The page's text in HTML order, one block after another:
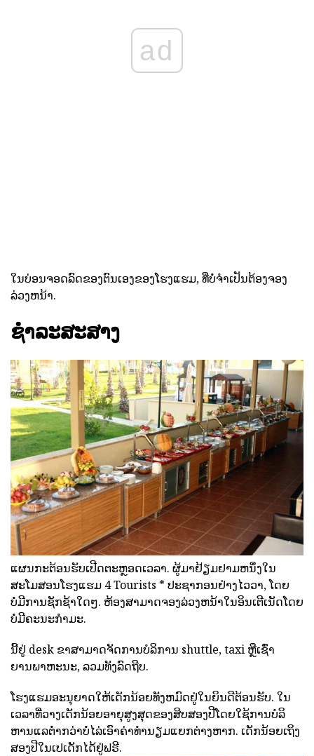
ad
ໃນບ່ອນຈອດລົດຂອງຕົນເອງຂອງໂຮງແຮມ, ທີ່ບໍ່ຈໍາເປັນຕ້ອງຈອງ
ລ່ວງຫນ້າ.
ຊໍາລະສະສາງ
ແຜນກະຕ້ອນຮັບເປີດຕະຫຼອດເວລາ. ຜູ້ມາຢ້ຽມຢາມຫນຶ່ງໃນ
ສະໂມສອນໂຮງແຮມ 4 Tourists * ປະຊາກອນຢ່າງໄວວາ, ໂດຍ
ບໍ່ມີການຊັກຊ້າໃດໆ. ຫ້ອງສາມາດຈອງລ່ວງຫນ້າໃນອິນເຕີເນັດໂດຍ
ບໍ່ມີຄະນະກໍາມະ.
ນີ້ຢູ່ desk ຂາສາມາດຈັດການບໍລິການ shuttle, taxi ຫຼືເຊົ່າ
ຍານພາຫະນະ, ລວມທັງລົດຖີບ.
ໂຮງແຮມອະນຸຍາດໃຫ້ເດັກນ້ອຍທັງຫມົດຢູ່ໃນຍິນດີຕ້ອນຮັບ. ໃນ
ເວລາທີ່ວາງເດັກນ້ອຍອາຍຸສູງສຸດຂອງສິບສອງປີໂດຍໃຊ້ການບໍລິ
ຫານແລຕ່ໍາກວ່າບໍ່ໄລ່ເອົາຄ່າທໍານຽມແຍກຕ່າງຫາກ. ເດັກນ້ອຍເຖິງ
ສອງປີໃນເປເດັກໄດ້ຢູ່ຟຣີ.